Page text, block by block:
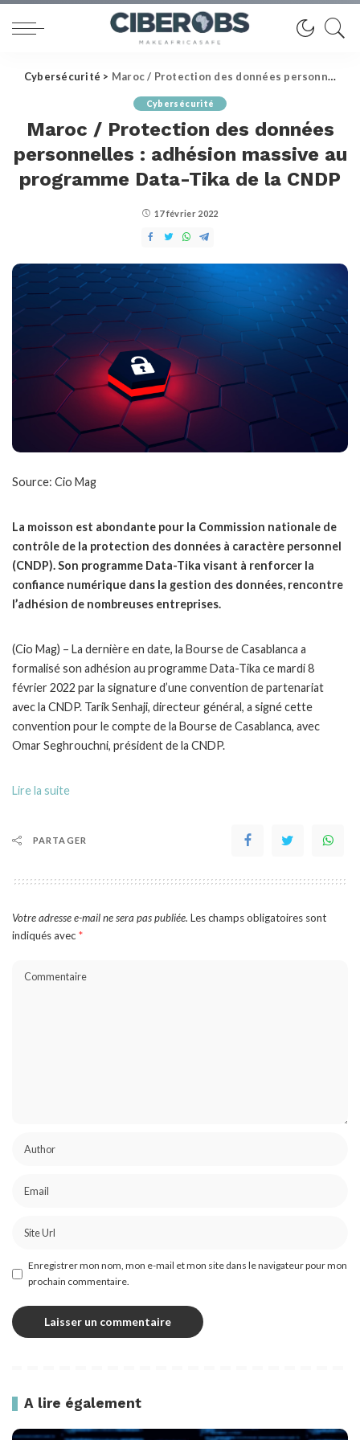
Cybersécurité > Maroc / Protection des données personnelles : adhésion massive au programme Data-Tika de la CNDP
Cybersécurité
Maroc / Protection des données
personnelles : adhésion massive au
programme Data-Tika de la CNDP
17 février 2022
Source: Cio Mag
La moisson est abondante pour la Commission nationale de
contrôle de la protection des données à caractère personnel
(CNDP). Son programme Data-Tika visant à renforcer la
confiance numérique dans la gestion des données, rencontre
l’adhésion de nombreuses entreprises.
(Cio Mag) – La dernière en date, la Bourse de Casablanca a
formalisé son adhésion au programme Data-Tika ce mardi 8
février 2022 par la signature d’une convention de partenariat
avec la CNDP. Tarik Senhaji, directeur général, a signé cette
convention pour le compte de la Bourse de Casablanca, avec
Omar Seghrouchni, président de la CNDP.
Lire la suite
PARTAGER
Votre adresse e-mail ne sera pas publiée. Les champs obligatoires sont
indiqués avec *
Enregistrer mon nom, mon e-mail et mon site dans le navigateur pour mon
prochain commentaire.
A lire également